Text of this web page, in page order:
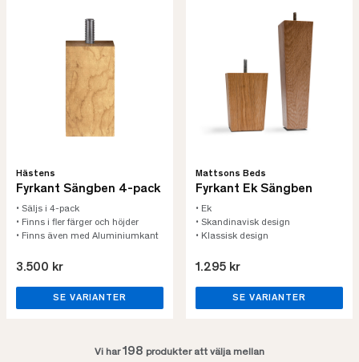
Hästens
Fyrkant Sängben 4-pack
• Säljs i 4-pack
• Finns i fler färger och höjder
• Finns även med Aluminiumkant
3.500 kr
SE VARIANTER
Mattsons Beds
Fyrkant Ek Sängben
• Ek
• Skandinavisk design
• Klassisk design
1.295 kr
SE VARIANTER
Vi har198 produkter att välja mellan